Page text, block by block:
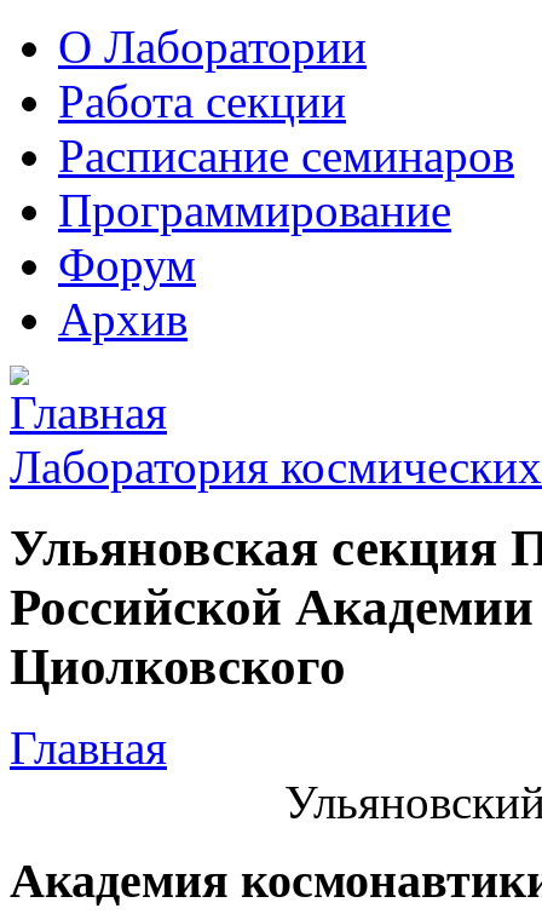
О Лаборатории
Работа секции
Расписание семинаров
Программирование
Форум
Архив
Лаборатория
Ульяновская секция
Российской
Циолковского
Главная
Академия